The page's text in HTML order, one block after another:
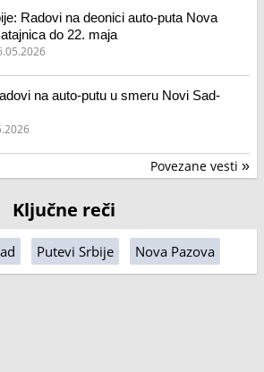
Radovi na deonici auto-puta Nova
do 22. maja
na auto-putu u smeru Novi Sad-
Povezane vesti »
Ključne reči
Putevi Srbije Nova Pazova